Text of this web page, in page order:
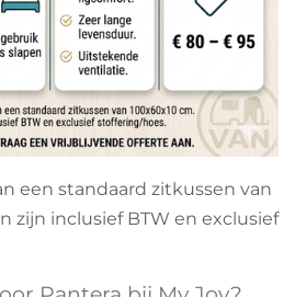
een standaard zitkussen van
zijn inclusief BTW en exclusief